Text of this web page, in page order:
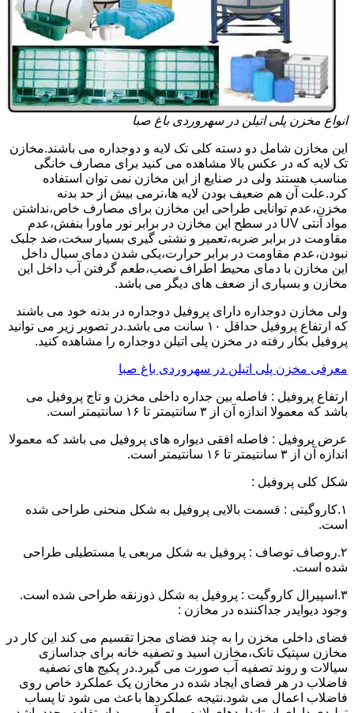
انواع مخزن پلی اتیلن در سهروردی باغ صبا
این مخازن شامل دو دسته کلی تک لایه و دوجداره می باشند.مخازن
تک لایه که در عکس بالا مشاهده می کنید برای مصارف خانگی
مناسب هستند ولی در صنایع از این مخازن نمی توان استفاده
کرد.علت آن هم ضعیف بودن لایه ها،نرمی بیش از حد بدنه
مخزن،عدم توانایی طراحی این مخازن برای مصارف خاص،نداشتن
مواد آنتی UV در سطح این مخازن در برابر نور ماورا بنفش،عدم
مقاومت در برابر ضربه،تعمیر و نشتی گیری بسیار سخت،ضد جلبک
نبودن،عدم مقاومت در برابر حرارت،یکی شدن دمای سیال داخل
این مخازن با دمای محیط اطراف نصب،طعم گرفتن آب داخل این
مخازن و بسیاری از ضعف های دیگر می باشد.
ولی مخازن دوجداره دارای پروفیل دوجداره در بدنه خود می باشند
که ارتفاع پروفیل حداقل ۱۰ سانت می باشد.در تصویر زیر می توانید
پروفیل بکار رفته در مخزن پلی اتیلن دوجداره را مشاهده کنید.
معرفی مخزن پلی اتیلن در سهروردی باغ صبا
ارتفاع پروفیل : فاصله بین جداره داخلی مخزن و تاج پروفیل می
باشد که معمولا اندازه آن از ۳ سانتیمتر تا ۱۶ سانتیمتر است.
عرض پروفیل : فاصله افقی دیواره های پروفیل می باشد که معمولا
اندازه آن از ۳ سانتیمتر تا ۱۶ سانتیمتر است.
شکل کلی پروفیل :
۱.کاروگیتی : قسمت بالایی پروفیل به شکل منحنی طراحی شده
است.
۲.روصاف توصاف : پروفیل به شکل مربعی یا مستطیلی طراحی
شده است.
۳.اسپیرال کاروگیت : پروفیل به شکل ذوزنقه طراحی شده است.
وجود دیوایدر جداکننده در مخازن :
فضای داخلی مخزن را به چند فضای مجزا تقسیم می کند این کار در
مخازن سپتیک تانک،مخازن اسید و تصفیه خانه برای جداسازی
سیالات و روند تصفیه آب صورت می گیرد.در پکیج های تصفیه
فاضلاب در هر فضای ایجاد شده در مخازن یک عملکرد خاص روی
فاضلاب اعمال می شود.نتیجه عملکردها باعث می شود تا پساب